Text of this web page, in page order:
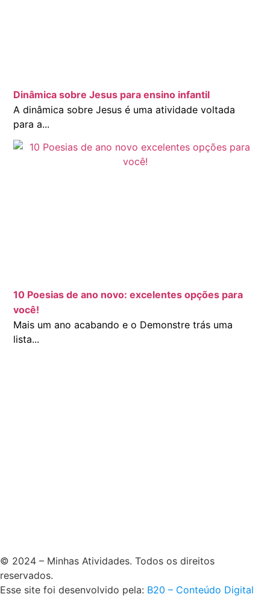
Dinâmica sobre Jesus para ensino infantil
A dinâmica sobre Jesus é uma atividade voltada
para a...
10 Poesias de ano novo: excelentes opções para
você!
Mais um ano acabando e o Demonstre trás uma
lista...
© 2024 – Minhas Atividades. Todos os direitos
reservados.
Esse site foi desenvolvido pela: B20 – Conteúdo Digital